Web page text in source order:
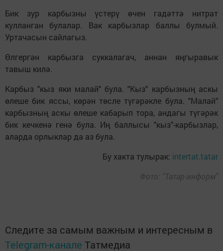
Бик зур карбызны үстерү өчен гадәттә нитрат
кулланган булалар. Вак карбызлар баллы булмый.
Уртачасын сайлагыз.
Өлгергән карбызга суккалагач, аннан яңгыравык
тавыш килә.
Карбыз "кыз яки малай" була. "Кыз" карбызның аскы
өлеше бик яссы, көрән төсле түгәрәкле була. "Малай"
карбызның аскы өлеше кабарып тора, андагы түгәрәк
бик кечкенә генә була. Иң баллысы "кыз"-карбызлар,
аларда орлыклар да аз була.
Бу хакта тулырак: intertat.tatar
Фото: "Татар-информ"
Следите за самым важным и интересным в
Telegram-канале Татмедиа